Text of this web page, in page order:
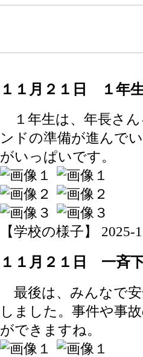
１１月２１日 １年
１年生は、年長さ
ンドの準備が進んで
がいっぱいです。
【学校の様子】 2025-
１１月２１日 一斉
最後は、みんなで
しました。事件や事
ができますね。